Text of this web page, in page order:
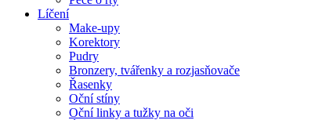
Líčení
Make-upy
Korektory
Pudry
Bronzery, tvářenky a rozjasňovače
Řasenky
Oční stíny
Oční linky a tužky na oči